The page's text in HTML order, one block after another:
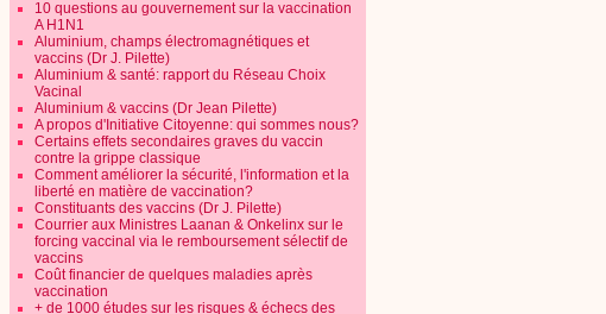
10 questions au gouvernement sur la vaccination
A H1N1
Aluminium, champs électromagnétiques et
vaccins (Dr J. Pilette)
Aluminium & santé: rapport du Réseau Choix
Vacinal
Aluminium & vaccins (Dr Jean Pilette)
A propos d'Initiative Citoyenne: qui sommes nous?
Certains effets secondaires graves du vaccin
contre la grippe classique
Comment améliorer la sécurité, l'information et la
liberté en matière de vaccination?
Constituants des vaccins (Dr J. Pilette)
Courrier aux Ministres Laanan & Onkelinx sur le
forcing vaccinal via le remboursement sélectif de
vaccins
Coût financier de quelques maladies après
vaccination
+ de 1000 études sur les risques & échecs des